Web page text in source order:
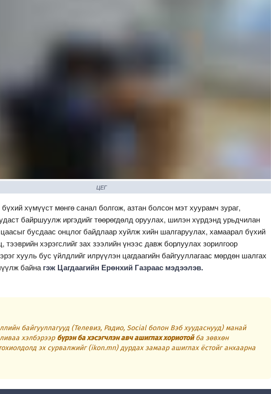
ЦЕГ
хүмүүст мөнгө санал болгож, азтан болсон мэт хуурамч зураг,
байршуулж иргэдийг төөрөгдөлд оруулах, шилэн хүрдэнд урьдчилан
бусдаас онцлог байдлаар хуйлж хийн шалгаруулах, хамаарал бүхий
тээврийн хэрэгслийг зах зээлийн үнээс давж борлуулах зорилгоор
хууль бус үйлдлийг илрүүлэн цагдаагийн байгууллагаас мөрдөн шалгах
байнагэж Цагдаагийн Ерөнхий Газраас мэдээлэв.
байгууллагууд (Телевиз, Радио, Social болон Вэб хуудаснууд) манай
хэлбэрээр бүрэн ба хэсэгчлэн авч ашиглах хориотойба зөвхөн
эх сурвалжийг (ikon.mn) дурдах замаар ашиглах ёстойг анхаарна